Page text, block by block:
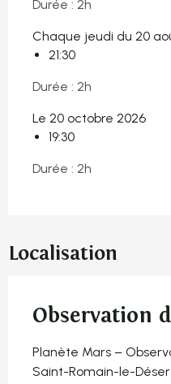
Durée : 2h
Chaque jeudi du 20
21:30
Durée : 2h
Le 20 octobre 2026
19:30
Durée : 2h
Localisation
Observation
Planète Mars –
Saint-Romain-le-